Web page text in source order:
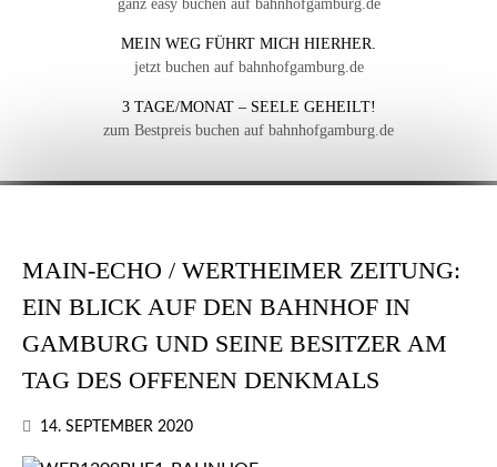
ganz easy buchen auf bahnhofgamburg.de
MEIN WEG FÜHRT MICH HIERHER.
jetzt buchen auf bahnhofgamburg.de
3 TAGE/MONAT – SEELE GEHEILT!
zum Bestpreis buchen auf bahnhofgamburg.de
MAIN-ECHO / WERTHEIMER ZEITUNG:
EIN BLICK AUF DEN BAHNHOF IN
GAMBURG UND SEINE BESITZER AM
TAG DES OFFENEN DENKMALS
14. SEPTEMBER 2020